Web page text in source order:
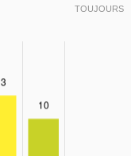
TOUJOURS